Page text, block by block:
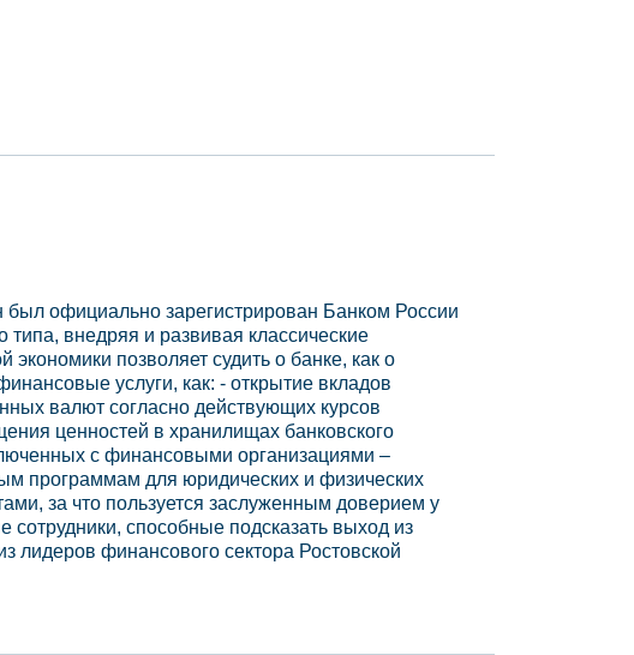
официально зарегистрирован Банком России
внедряя и развивая классические
позволяет судить о банке, как о
услуги, как: - открытие вкладов
валют согласно действующих курсов
ценностей в хранилищах банковского
с финансовыми организациями –
программам для юридических и физических
за что пользуется заслуженным доверием у
способные подсказать выход из
лидеров финансового сектора Ростовской